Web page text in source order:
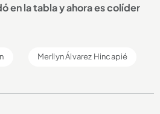
en la tabla y ahora es colíder
Merllyn Álvarez Hincapié